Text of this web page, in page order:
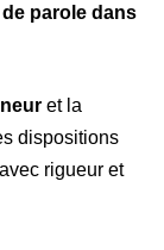
de parole dans
et la
dispositions
rigueur et